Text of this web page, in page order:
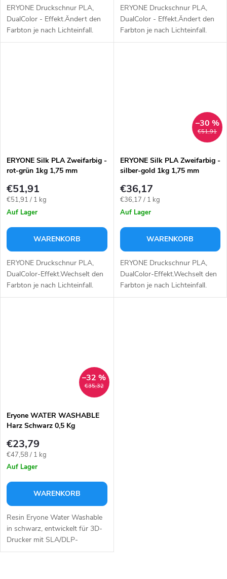
ERYONE Druckschnur PLA,
DualColor - Effekt.Ändert den
Farbton je nach Lichteinfall.
Farbe: rot-gold.
ERYONE Druckschnur PLA,
DualColor - Effekt.Ändert den
Farbton je nach Lichteinfall.
Farbe: Kupfer-Gold.
ERYONE Silk PLA Zweifarbig -
rot-grün 1kg 1,75 mm
€51,91
Verkaufspreis:
€51,91 / 1 kg
Auf Lager
WARENKORB
ERYONE Druckschnur PLA,
DualColor-Effekt.Wechselt den
Farbton je nach Lichteinfall.
Farbe: rot-grün.
€51,91
–30 %
ERYONE Silk PLA Zweifarbig -
silber-gold 1kg 1,75 mm
€36,17
Verkaufspreis:
€36,17 / 1 kg
Auf Lager
WARENKORB
ERYONE Druckschnur PLA,
DualColor-Effekt.Wechselt den
Farbton je nach Lichteinfall.
Farbe: silber-gold.
€35,32
–32 %
Eryone WATER WASHABLE
Harz Schwarz 0,5 Kg
€23,79
Verkaufspreis:
€47,58 / 1 kg
Auf Lager
WARENKORB
Resin Eryone Water Washable
in schwarz, entwickelt für 3D-
Drucker mit SLA/DLP-
Technologie. Das Harz zeichnet